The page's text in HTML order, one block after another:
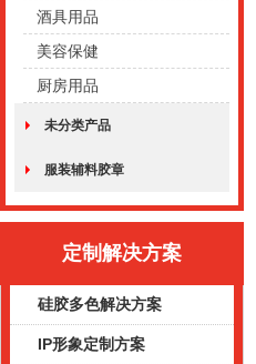
酒具用品
美容保健
厨房用品
未分类产品
服装辅料胶章
定制解决方案
硅胶多色解决方案
IP形象定制方案